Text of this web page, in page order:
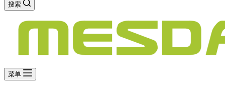
搜索
菜单